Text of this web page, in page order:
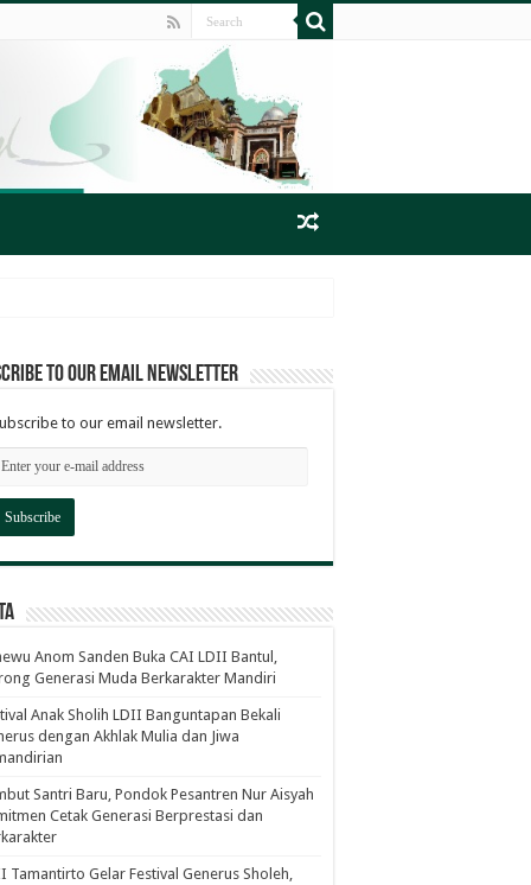
to our email newsletter
to our email newsletter.
Anom Sanden Buka CAI LDII Bantul,
Generasi Muda Berkarakter Mandiri
Anak Sholih LDII Banguntapan Bekali
dengan Akhlak Mulia dan Jiwa
Santri Baru, Pondok Pesantren Nur Aisyah
Cetak Generasi Berprestasi dan
Tamantirto Gelar Festival Generus Sholeh,